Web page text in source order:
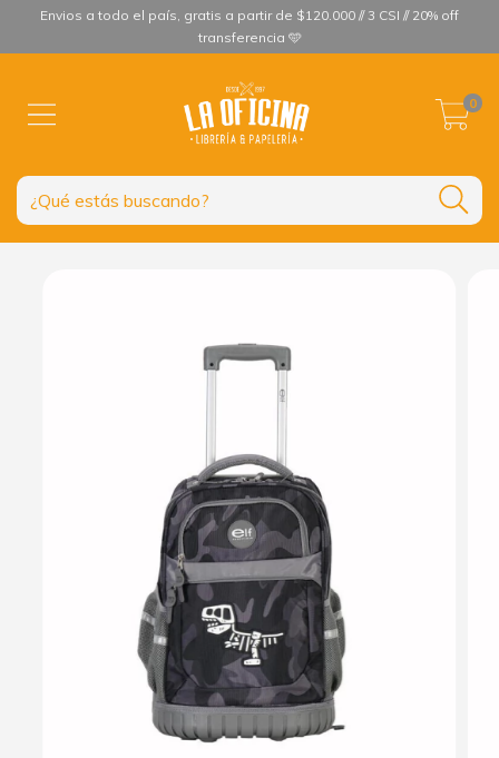
Envios a todo el país, gratis a partir de $120.000 // 3 CSI // 20% off
transferencia 🩵
0